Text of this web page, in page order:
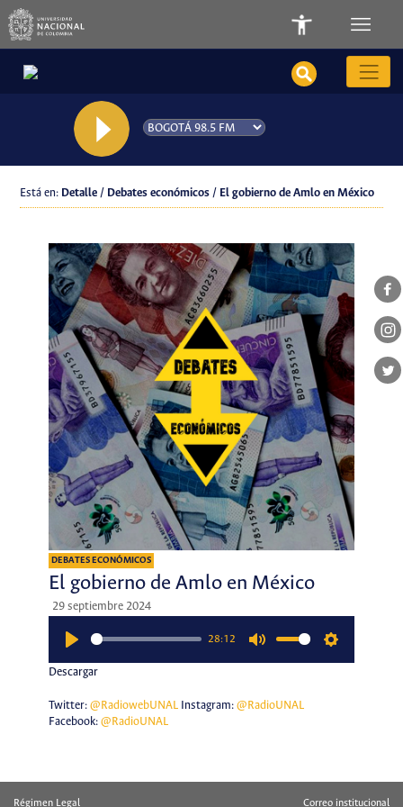
Está en: Detalle / Debates económicos / El gobierno de Amlo en México
DEBATES ECONÓMICOS
El gobierno de Amlo en México
29 septiembre 2024
28:12
Descargar
Twitter: @RadiowebUNALInstagram: @RadioUNAL
Facebook: @RadioUNAL
Régimen Legal Correo institucional